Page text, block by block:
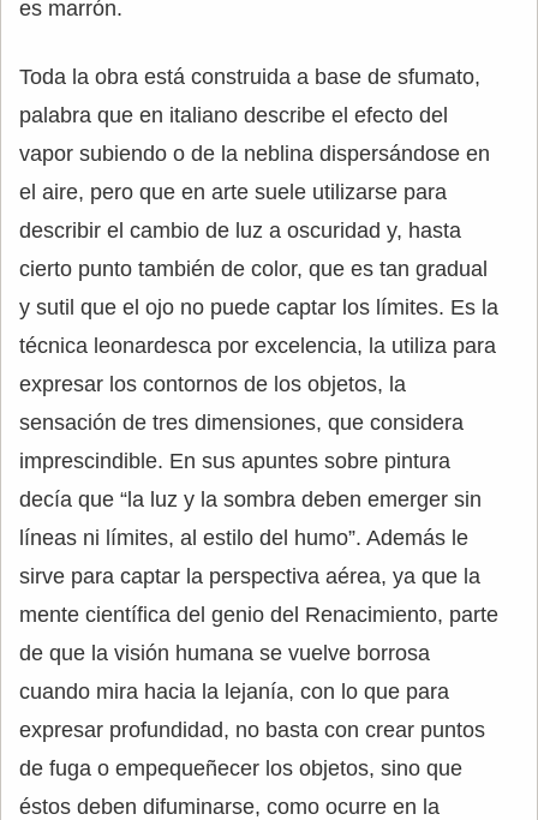
es marrón.
Toda la obra está construida a base de sfumato,
palabra que en italiano describe el efecto del
vapor subiendo o de la neblina dispersándose en
el aire, pero que en arte suele utilizarse para
describir el cambio de luz a oscuridad y, hasta
cierto punto también de color, que es tan gradual
y sutil que el ojo no puede captar los límites. Es la
técnica leonardesca por excelencia, la utiliza para
expresar los contornos de los objetos, la
sensación de tres dimensiones, que considera
imprescindible. En sus apuntes sobre pintura
decía que “la luz y la sombra deben emerger sin
líneas ni límites, al estilo del humo”. Además le
sirve para captar la perspectiva aérea, ya que la
mente científica del genio del Renacimiento, parte
de que la visión humana se vuelve borrosa
cuando mira hacia la lejanía, con lo que para
expresar profundidad, no basta con crear puntos
de fuga o empequeñecer los objetos, sino que
éstos deben difuminarse, como ocurre en la